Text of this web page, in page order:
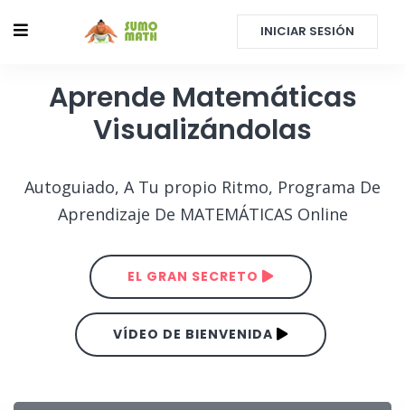
INICIAR SESIÓN
Aprende Matemáticas
Visualizándolas
Autoguiado, A Tu propio Ritmo, Programa De
Aprendizaje De MATEMÁTICAS Online
EL GRAN SECRETO
VÍDEO DE BIENVENIDA